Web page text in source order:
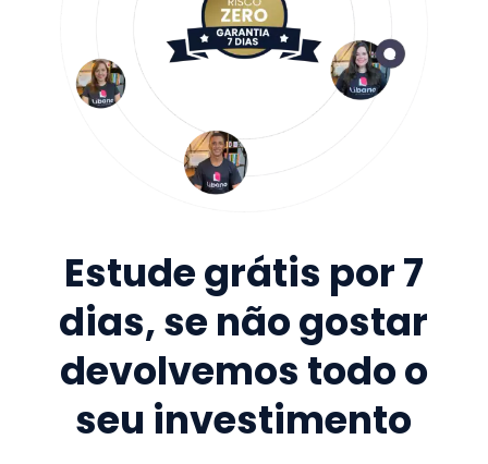
Estude grátis por 7
dias, se não gostar
devolvemos todo o
seu investimento